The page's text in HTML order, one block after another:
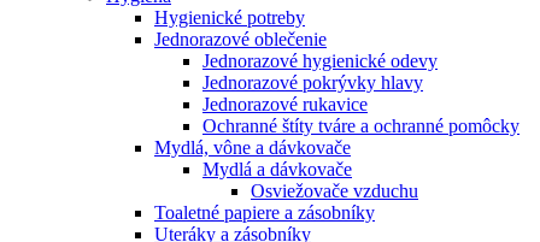
Hygienické potreby
Jednorazové oblečenie
Jednorazové hygienické odevy
Jednorazové pokrývky hlavy
Jednorazové rukavice
Ochranné štíty tváre a ochranné pomôcky
Mydlá, vône a dávkovače
Mydlá a dávkovače
Osviežovače vzduchu
Toaletné papiere a zásobníky
Uteráky a zásobníky